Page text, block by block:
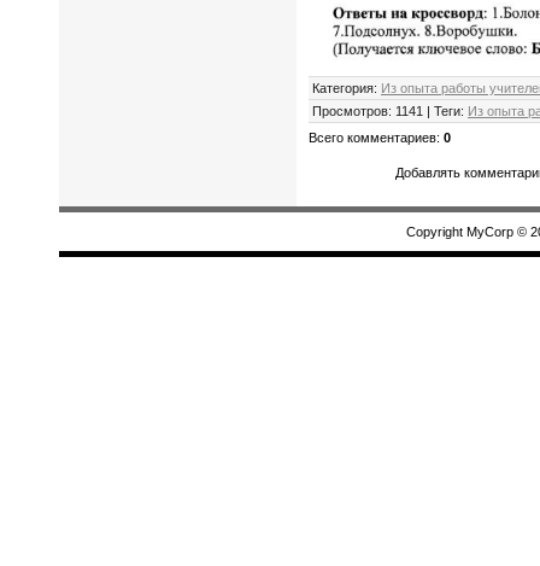
Категория: Из опыта работы
Просмотров: 1141 | Теги: Из опыта
Всего комментариев: 0
Добавлять
Copyright MyCorp ©